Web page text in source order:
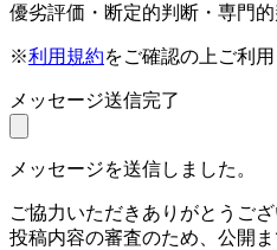
優劣評価・断定的判断・専門的
※利用規約をご確認の上ご利
メッセージ送信完了
メッセージを送信しました。
ご協力いただきありがとうござ
投稿内容の審査のため、公開